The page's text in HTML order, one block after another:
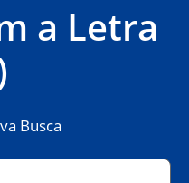
a Letra
Busca